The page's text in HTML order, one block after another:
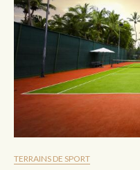
TERRAINS DE SPORT